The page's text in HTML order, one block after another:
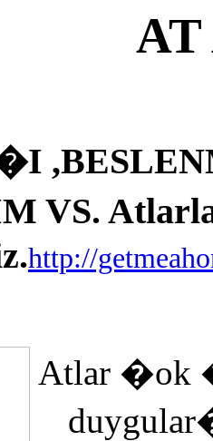
VS.
http://
Atlar �ok